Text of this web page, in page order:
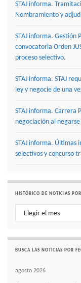
STAJ informa.
Nombramiento y
STAJ informa. Gestión
convocatoria Orden
proceso selectivo.
STAJ informa. STAJ
ley y negocie de una
STAJ informa. Carrera
negociación al
STAJ informa. Últimas
selectivos y concurso
HISTÓRICO DE NOTICIAS
Histórico de noticias por
BUSCA LAS NOTICIAS POR
agosto 2026